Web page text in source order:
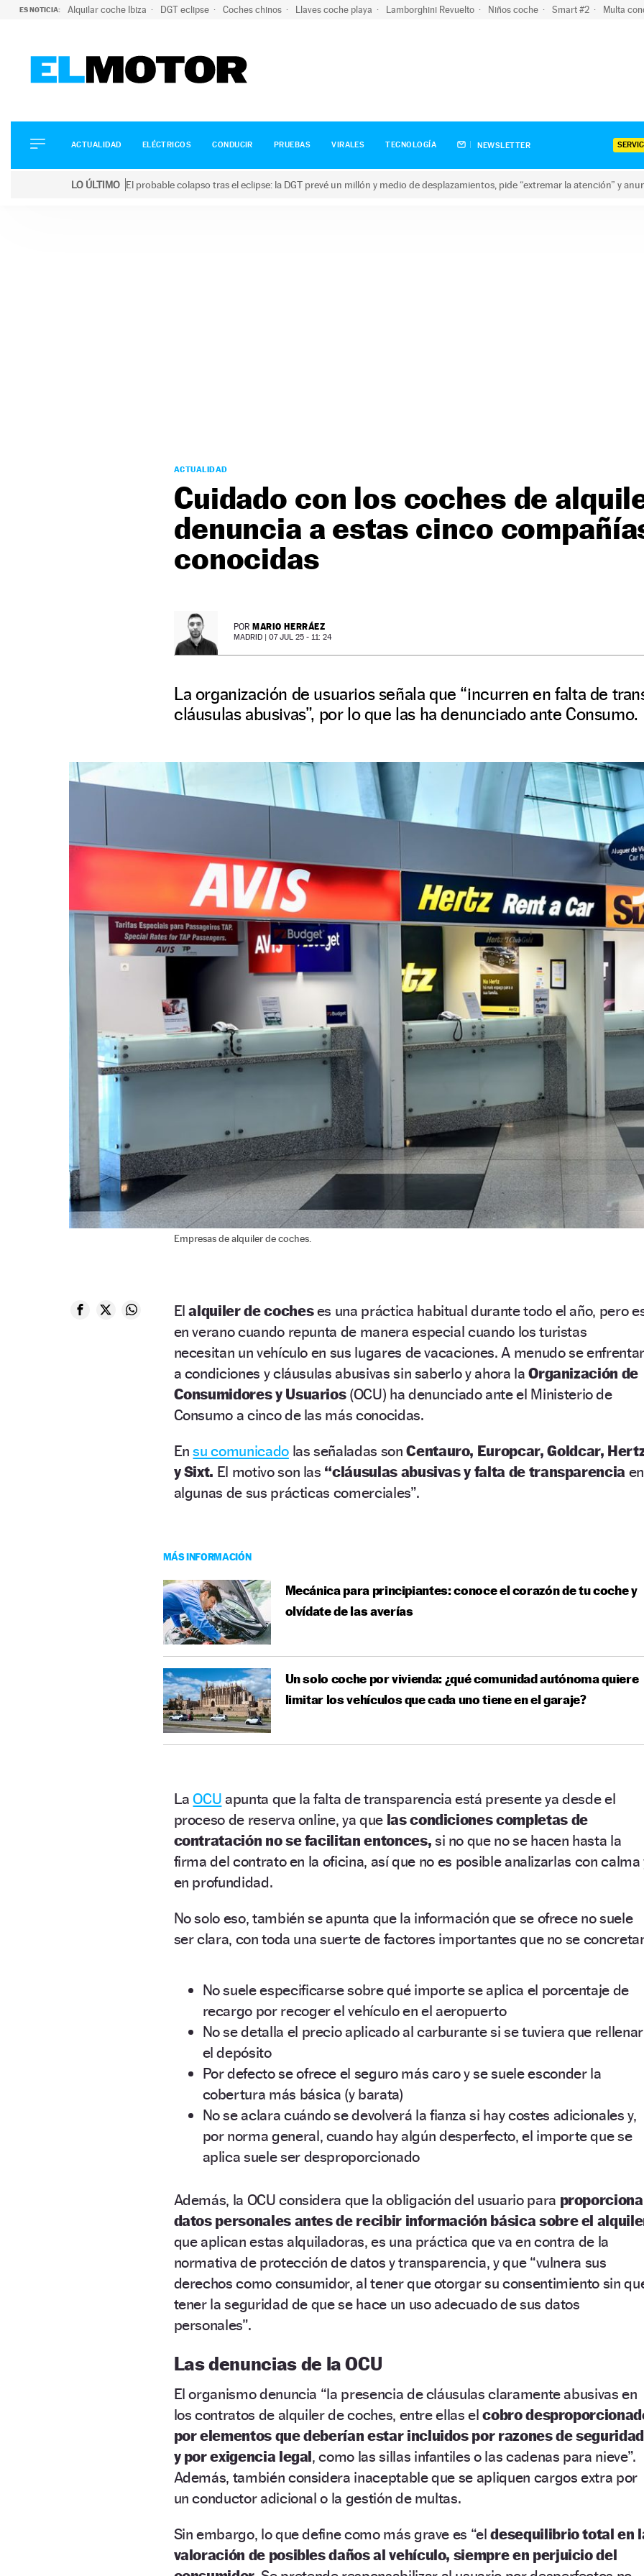
ES NOTICIA: Alquilar coche Ibiza DGT eclipse Coches chinos Llaves coche playa Lamborghini Revuelto Niños coche Smart #2 Multa
ELÉCTRICOS
CONDUCIR
ACTUALIDAD ELÉCTRICOS CONDUCIR PRUEBAS VIRALES TECNOLOGÍA NEWSLETTER
LO ÚLTIMO El probable colapso tras el eclipse: la DGT prevé un millón y medio de desplazamientos, pide “extremar la atención” y
ACTUALIDAD
Cuidado con los coches de
denuncia a estas cinco
conocidas
POR MARIO HERRÁEZ
MADRID | 07 JUL 25 - 11: 24
La organización de usuarios señala que “incurren en falta de
cláusulas abusivas”, por lo que las ha denunciado ante Consumo.
Empresas de alquiler de coches.
Elalquiler de cocheses una práctica habitual durante todo el año, pero
en verano cuando repunta de manera especial cuando los turistas
necesitan un vehículo en sus lugares de vacaciones. A menudo se
a condiciones y cláusulas abusivas sin saberlo y ahora laOrganización de
Consumidores y Usuarios(OCU) ha denunciado ante el Ministerio de
Consumo a cinco de las más conocidas.
Ensu comunicadolas señaladas sonCentauro, Europcar, Goldcar,
y Sixt. El motivo son las “cláusulas abusivas y falta de transparencia en
algunas de sus prácticas comerciales”.
MÁS INFORMACIÓN
Mecánica para principiantes: conoce el corazón de tu coche y
olvídate de las averías
Un solo coche por vivienda: ¿qué comunidad autónoma quiere
limitar los vehículos que cada uno tiene en el garaje?
LaOCU apunta que la falta de transparencia está presente ya desde el
proceso de reserva online, ya que las condiciones completas de
contratación no se facilitan entonces, si no que no se hacen hasta la
firma del contrato en la oficina, así que no es posible analizarlas con calma
en profundidad.
No solo eso, también se apunta que la información que se ofrece no suele
ser clara, con toda una suerte de factores importantes que no se
No suele especificarse sobre qué importe se aplica el porcentaje de
recargo por recoger el vehículo en el aeropuerto
No se detalla el precio aplicado al carburante si se tuviera que rellenar
el depósito
Por defecto se ofrece el seguro más caro y se suele esconder la
cobertura más básica (y barata)
No se aclara cuándo se devolverá la fianza si hay costes adicionales y,
por norma general, cuando hay algún desperfecto, el importe que se
aplica suele ser desproporcionado
Además, la OCU considera que la obligación del usuario para
datos personales antes de recibir información básica sobre el
que aplican estas alquiladoras, es una práctica que va en contra de la
normativa de protección de datos y transparencia, y que “vulnera sus
derechos como consumidor, al tener que otorgar su consentimiento sin
tener la seguridad de que se hace un uso adecuado de sus datos
personales”.
Las denuncias de la OCU
El organismo denuncia “la presencia de cláusulas claramente abusivas en
los contratos de alquiler de coches, entre ellas elcobro
por elementos que deberían estar incluidos por razones de seguridad
y por exigencia legal, como las sillas infantiles o las cadenas para nieve”.
Además, también considera inaceptable que se apliquen cargos extra por
un conductor adicional o la gestión de multas.
Sin embargo, lo que define como más grave es “eldesequilibrio total en
valoración de posibles daños al vehículo, siempre en perjuicio del